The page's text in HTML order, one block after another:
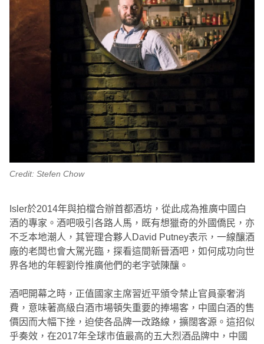
Credit: Stefen Chow
Isler於2014年與拍檔合辦首都酒坊，從此成為推廣中國白
酒的專家。酒吧吸引各路人馬，既有想獵奇的外國僑民，亦
不乏本地潮人，其管理合夥人David Putney表示，一線釀酒
廠的老闆也會大駕光臨，探看這間新晉酒吧，如何成功向世
界各地的年輕劉伶推廣他們的老字號陳釀。
酒吧開幕之時，正值國家主席習近平頒令禁止官員豪奢消
費，意味著高級白酒市場頓失重要的捧場客，中國白酒的售
價因而大幅下挫，迫使各品牌一改路線，擴闊客源。這招似
乎奏效，在2017年全球市值最高的五大烈酒品牌中，中國